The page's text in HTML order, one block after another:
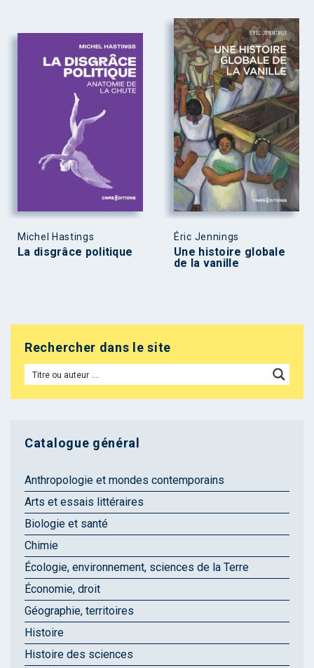
Michel Hastings
La disgrâce politique
Éric Jennings
Une histoire globale
de la vanille
Rechercher dans le site
Catalogue général
Anthropologie et mondes contemporains
Arts et essais littéraires
Biologie et santé
Chimie
Écologie, environnement, sciences de la Terre
Économie, droit
Géographie, territoires
Histoire
Histoire des sciences